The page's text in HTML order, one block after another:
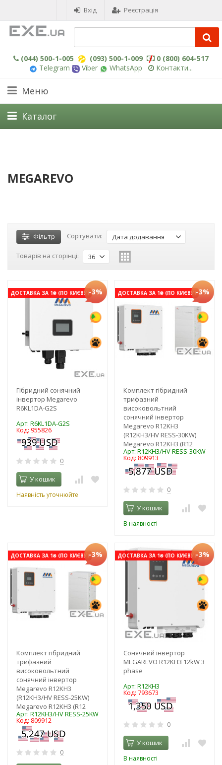
Вхід Реєстрація
(044) 500-1-005 (093) 500-1-009
0 (800) 604-517
Telegram
Viber WhatsApp Контакти...
Меню
Каталог
MEGAREVO
Фільтр Сортувати: Дата додавання
Товарів на сторінці: 36
ДОСТАВКА ЗА 1₴ (ПО КИЄВУ)-3%
Гібридний сонячний
інвертор Megarevo
R6KL1DA-G2S
Арт: R6KL1DA-G2S
Код: 955826
0
У кошик
Наявність уточнюйте
ДОСТАВКА ЗА 1₴ (ПО КИЄВУ)-3%
Комплект гібридний
трифазний
високовольтний
сонячний інвертор
Megarevo R12KH3
(R12KH3/HV RESS-30KW)
Megarevo R12KH3 (R12
Арт: R12KH3/HV RESS-30KW
Код: 809913
0
У кошик
В наявності
ДОСТАВКА ЗА 1₴ (ПО КИЄВУ)-3%
Комплект гібридний
трифазний
високовольтний
сонячний інвертор
Megarevo R12KH3
(R12KH3/HV RESS-25KW)
Megarevo R12KH3 (R12
Арт: R12KH3/HV RESS-25KW
Код: 809912
0
ДОСТАВКА ЗА 1₴ (ПО КИЄВУ)-3%
Сонячний інвертор
MEGAREVO R12KH3 12kW 3
phase
Арт: R12KH3
Код: 793673
0
У кошик
В наявності